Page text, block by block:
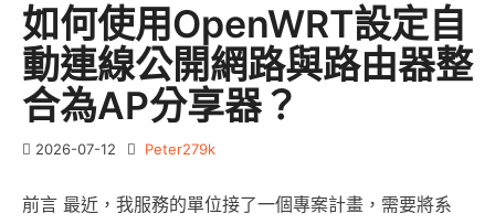
如何使用OpenWRT設定自
動連線公開網路與路由器整
合為AP分享器？
2026-07-12 Peter279k
前言 最近，我服務的單位接了一個專案計畫，需要將系